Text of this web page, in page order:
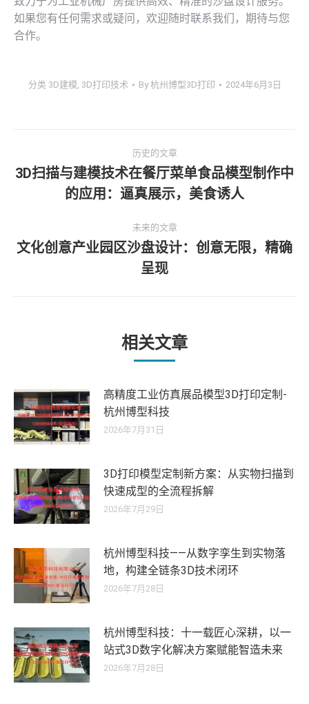
如果您有任何需求或疑问，欢迎随时联系我们，期待与您
合作。
分类 3D建模 3D打印技术 By杭州博型3D打印 2024年6月3日
章
航
历史的文章
历
史
文
章：
3D扫描与建模技术在餐厅菜单食品模型制作中
的应用：逼真展示，美食诱人
未来的文章
未
来
文化创意产业园区沙盘设计：创意无限，精确
呈现
相关文章
高精度工业仿真展品模型3D打印定制-
杭州博型科技
2026年7月31日
3D打印模型定制新方案：从实物扫描到
快速成型的全流程拆解
2026年7月29日
杭州博型科技——从数字孪生到实物落
地，构建全链条3D技术闭环
2026年7月28日
杭州博型科技：十一载匠心深耕，以一
站式3D数字化解决方案赋能智造未来
2026年7月28日